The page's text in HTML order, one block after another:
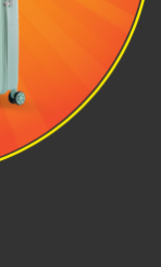
lý tưởng để đựng